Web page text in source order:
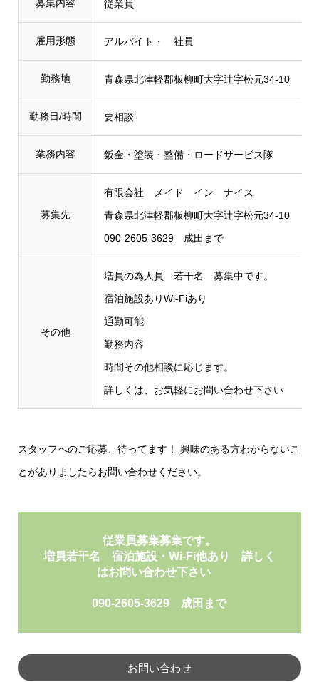
募集内容 従業員
雇用形態 アルバイト・ 社員
勤務地 青森県北津軽郡板柳町大字辻字松元34-10
勤務日/時間 要相談
業務内容 鈑金・塗装・整備・ロードサービス隊
募集先
有限会社 メイド イン ナイス
青森県北津軽郡板柳町大字辻字松元34-10
090-2605-3629 成田まで
その他
増員の為人員 若干名 募集中です。
宿泊施設ありWi-Fiあり
通勤可能
勤務内容
時間その他相談に応じます。
詳しくは、お気軽にお問い合わせ下さい
スタッフへのご応募、待ってます！ 興味のある方わからないこ
とがありましたらお問い合わせください。
従業員募集募集です。
増員若干名 宿泊施設・Wi-Fi他あり 詳しく
はお問い合わせ下さい
090-2605-3629 成田まで
お問い合わせ